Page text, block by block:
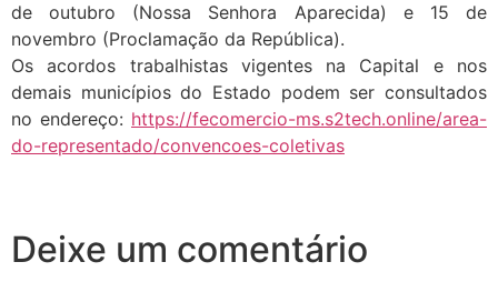
de outubro (Nossa Senhora Aparecida) e 15 de
novembro (Proclamação da República).
Os acordos trabalhistas vigentes na Capital e nos
demais municípios do Estado podem ser consultados
no endereço: https://fecomercio-ms.s2tech.online/area-
do-representado/convencoes-coletivas
Deixe um comentário